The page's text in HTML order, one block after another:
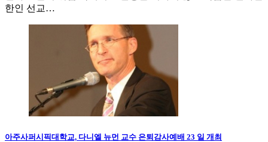
한인 선교…
아주사퍼시픽대학교, 다니엘 뉴먼 교수 은퇴감사예배 23 일 개최